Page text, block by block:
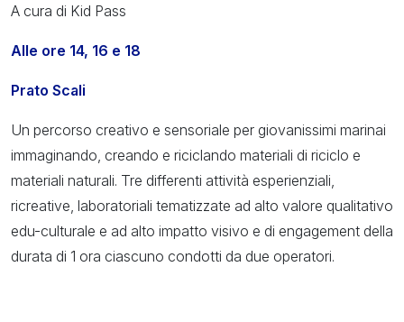
A cura di Kid Pass
Alle ore 14, 16 e 18
Prato Scali
Un percorso creativo e sensoriale per giovanissimi marinai
immaginando, creando e riciclando materiali di riciclo e
materiali naturali. Tre differenti attività esperienziali,
ricreative, laboratoriali tematizzate ad alto valore qualitativo
edu-culturale e ad alto impatto visivo e di engagement della
durata di 1 ora ciascuno condotti da due operatori.